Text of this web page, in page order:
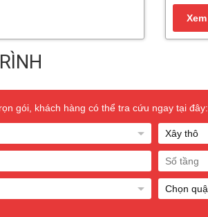
gói, khách hàng có thể tra cứu ngay tại đây: